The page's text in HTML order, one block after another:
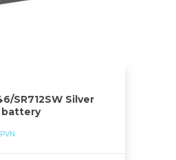
SR712SW Silver
battery